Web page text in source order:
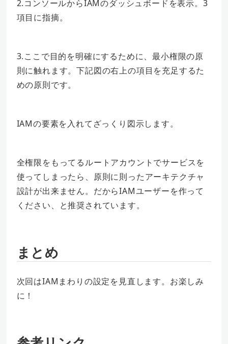
2.コンソールからIAMのダッシュボードを表示。3
項目に指摘。
3.ここで目的を明確にするために、最小権限の原
則に触れます。下記図の右上の項目を充足するた
めの原則です。
IAMの要素を入れてざっくり図示します。
全権限をもってるルートアカウントでサービスを
使ってしまったら、原則に則ったアーキテクチャ
設計が出来ません。だからIAMユーザーを作って
ください、と推奨されています。
まとめ
次回はIAMまわりの設定を見直します。お楽しみ
に！